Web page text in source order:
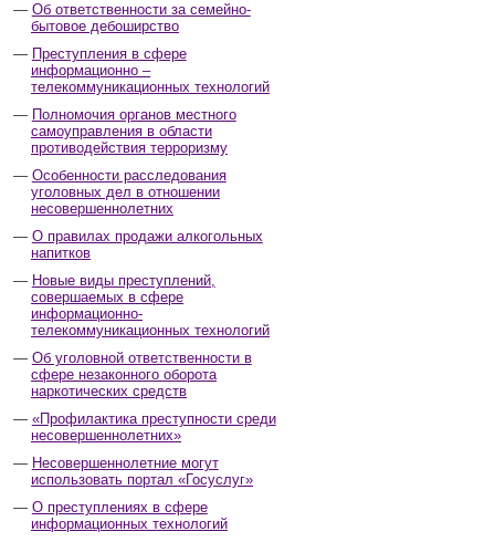
Об ответственности за семейно-
бытовое дебоширство
Преступления в сфере
информационно –
телекоммуникационных технологий
Полномочия органов местного
самоуправления в области
противодействия терроризму
Особенности расследования
уголовных дел в отношении
несовершеннолетних
О правилах продажи алкогольных
напитков
Новые виды преступлений,
совершаемых в сфере
информационно-
телекоммуникационных технологий
Об уголовной ответственности в
сфере незаконного оборота
наркотических средств
«Профилактика преступности среди
несовершеннолетних»
Несовершеннолетние могут
использовать портал «Госуслуг»
О преступлениях в сфере
информационных технологий